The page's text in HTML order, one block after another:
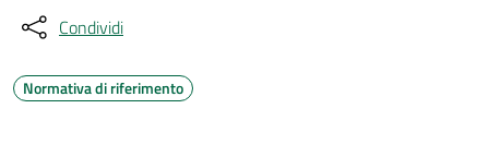
Condividi
Normativa di riferimento